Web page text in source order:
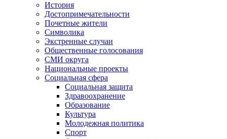
История
Достопримечательности
Почетные жители
Символика
Экстренные случаи
Общественные голосования
СМИ округа
Национальные проекты
Социальная сфера
Социальная защита
Здравоохранение
Образование
Культура
Молодежная политика
Спорт